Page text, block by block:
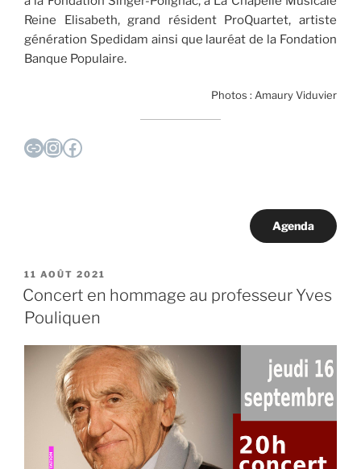
Reine Elisabeth, grand résident ProQuartet, artiste
génération Spedidam ainsi que lauréat de la Fondation
Banque Populaire.
Photos : Amaury Viduvier
LienInstagram
Facebook
Agenda
PUBLIÉ
LE
11 AOÛT 2021
Concert en hommage au professeur Yves
Pouliquen